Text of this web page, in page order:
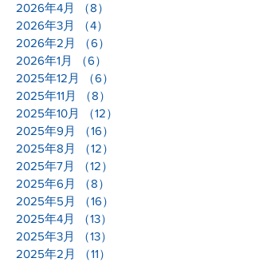
2026年4月
（8）
2026年3月
（4）
2026年2月
（6）
2026年1月
（6）
2025年12月
（6）
2025年11月
（8）
2025年10月
（12）
2025年9月
（16）
2025年8月
（12）
2025年7月
（12）
2025年6月
（8）
2025年5月
（16）
2025年4月
（13）
2025年3月
（13）
2025年2月
（11）